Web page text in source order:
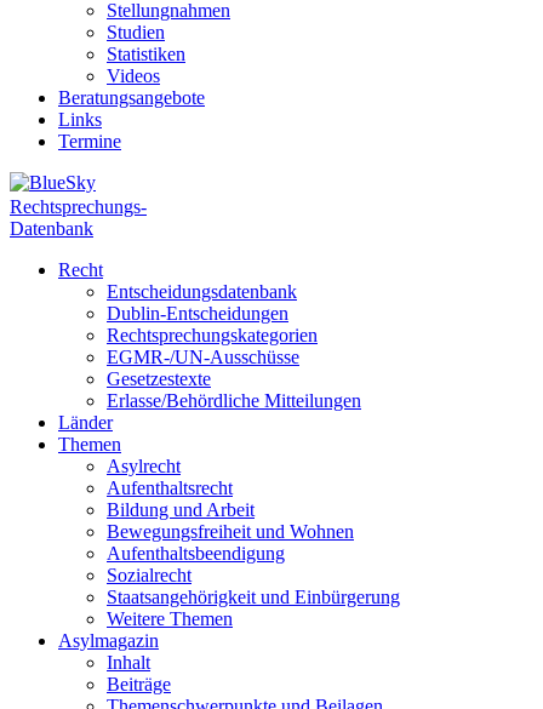
Stellungnahmen
Studien
Statistiken
Videos
Beratungsangebote
Links
Termine
Rechtsprechungs-
Datenbank
Recht
Entscheidungsdatenbank
Dublin-Entscheidungen
Rechtsprechungskategorien
EGMR-/UN-Ausschüsse
Gesetzestexte
Erlasse/Behördliche Mitteilungen
Länder
Themen
Asylrecht
Aufenthaltsrecht
Bildung und Arbeit
Bewegungsfreiheit und Wohnen
Aufenthaltsbeendigung
Sozialrecht
Staatsangehörigkeit und Einbürgerung
Weitere Themen
Asylmagazin
Inhalt
Beiträge